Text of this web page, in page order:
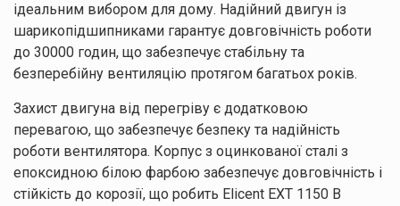
ідеальним вибором для дому. Надійний двигун із
шарикопідшипниками гарантує довговічність роботи
до 30000 годин, що забезпечує стабільну та
безперебійну вентиляцію протягом багатьох років.
Захист двигуна від перегріву є додатковою
перевагою, що забезпечує безпеку та надійність
роботи вентилятора. Корпус з оцинкованої сталі з
епоксидною білою фарбою забезпечує довговічність і
стійкість до корозії, що робить Elicent EXT 1150 B